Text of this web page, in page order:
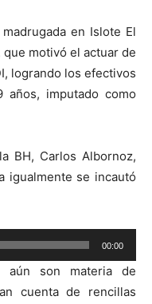
en Islote El
motivó el actuar de
logrando los efectivos
imputado como
BH, Carlos Albornoz,
igualmente se incautó
00:00
son materia de
cuenta de rencillas